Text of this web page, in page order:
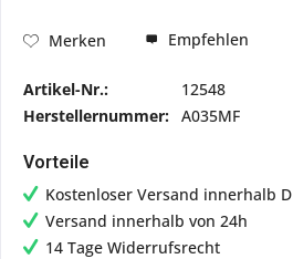
Merken Empfehlen
Artikel-Nr.:
12548
Herstellernummer: A035MF
Vorteile
Kostenloser Versand innerhalb D
Versand innerhalb von 24h
14 Tage Widerrufsrecht